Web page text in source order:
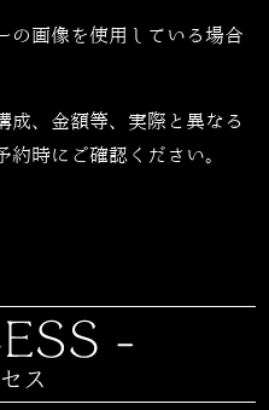
画像を使用している場合
、金額等、実際と異なる
時にご確認ください。